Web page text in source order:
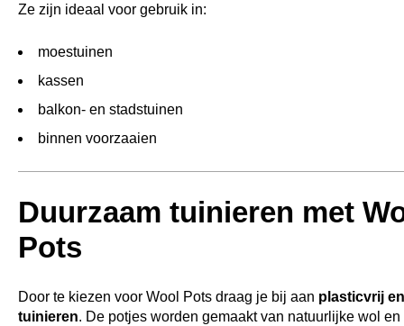
Ze zijn ideaal voor gebruik in:
moestuinen
kassen
balkon- en stadstuinen
binnen voorzaaien
Duurzaam tuinieren met
Pots
Door te kiezen voor Wool Pots draag je bij aan plasticvrij
tuinieren. De potjes worden gemaakt van natuurlijke wol en